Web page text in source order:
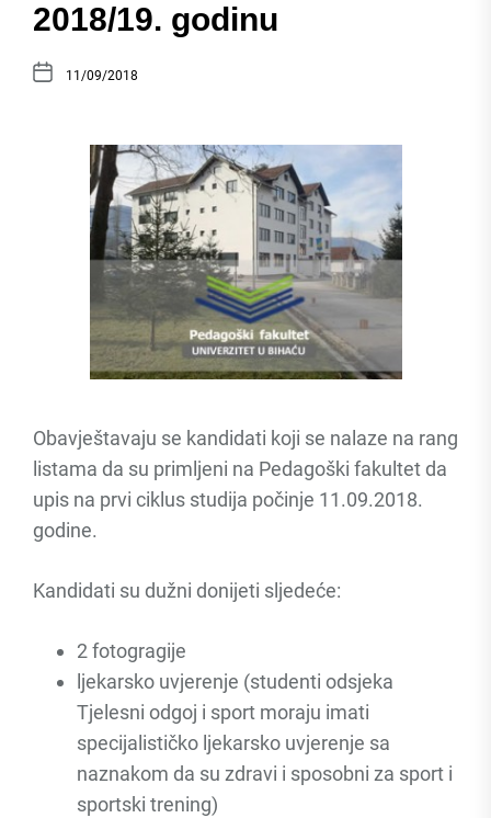
2018/19. godinu
11/09/2018
Obavještavaju se kandidati koji se nalaze na rang
listama da su primljeni na Pedagoški fakultet da
upis na prvi ciklus studija počinje 11.09.2018.
godine.
Kandidati su dužni donijeti sljedeće:
2 fotogragije
ljekarsko uvjerenje (studenti odsjeka
Tjelesni odgoj i sport moraju imati
specijalističko ljekarsko uvjerenje sa
naznakom da su zdravi i sposobni za sport i
sportski trening)